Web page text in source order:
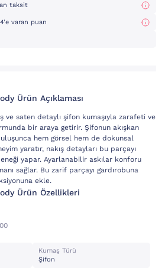
taksit
varan puan
Ürün Açıklaması
ve saten detaylı şifon kumaşıyla zarafeti ve
bir araya getirir. Şifonun akışkan
hem görsel hem de dokunsal
yaratır, nakış detayları bu parçayı
yapar. Ayarlanabilir askılar konforu
sağlar. Bu zarif parçayı gardırobuna
ekle.
Ürün Özellikleri
Kumaş Türü
Şifon